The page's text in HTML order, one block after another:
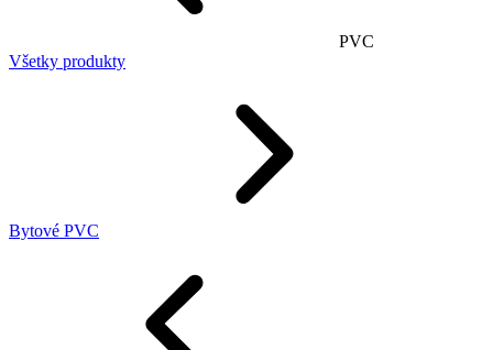
PVC
Všetky produkty
Bytové PVC